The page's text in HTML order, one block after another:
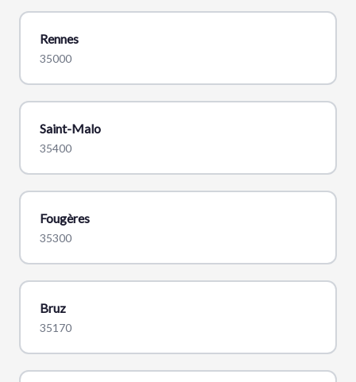
Rennes
35000
Saint-Malo
35400
Fougères
35300
Bruz
35170